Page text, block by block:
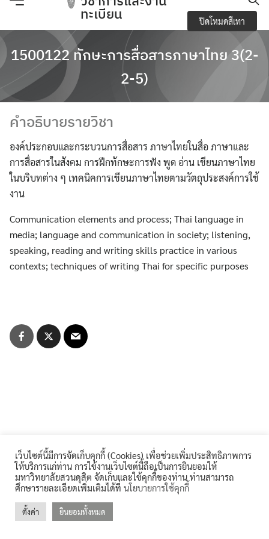
Skip
content
ทะเบียน
e-Service
Regulations you should know and academic
activities
การจัดการความปลอดภัย อาชีวอนามัยและสภาพ
แวดล้อมในการทำงาน
การเปิดเผยข้อมูลสาธารณะ (OIT)
กิจกรรมวิชาการ
ข้อบังคับ ประกาศ
ข้อมูลจำนวนนักศึกษา
บุคลากรสำนักส่งเสริมวิชาการและงานทะเบียน
ระบบและสิ่งอำนวยความสะดวก สนับสนุนการศึกษา
รายงานจำนวนนักศึกษาต่างชาติ
รายงานจำนวนนักศึกษาบกพร่อง
Search
1500122 ทักษะการสื่อสารภาษาไทย 3(2-
2-5)
คำอธิบายรายวิชา
องค์ประกอบและกระบวนการสื่อสาร ภาษาไทยในสื่อ ภาษาและ
การสื่อสารในสังคม การฝึกทักษะการฟัง พูด อ่าน เขียนภาษาไทย
ในบริบทต่าง ๆ เทคนิคการเขียนภาษาไทยตามวัตถุประสงค์การใช้
งาน
Communication elements and process; Thai language in
media; language and communication in society; listening,
speaking, reading and writing skills practice in various
contexts; techniques of writing Thai for specific purposes
©2026 REGIS.DUSIT.AC.TH. ALL RIGHTS RESERVED.
เว็บไซต์นี้มีการจัดเก็บคุกกี้ (Cookies) เพื่อช่วยเพิ่มประสิทธิภาพการ
ให้บริการแก่ท่าน การใช้งานเว็บไซต์นี้ถือเป็นการยินยอมให้
มหาวิทยาลัยสวนดุสิต จัดเก็บและใช้คุกกี้ของท่าน ท่านสามารถ
ศึกษารายละเอียดเพิ่มเติมได้ที่ นโยบายการใช้คุกกี้
ตั้งค่า ยินยอมทั้งหมด
ปิดโหมดสีเทา